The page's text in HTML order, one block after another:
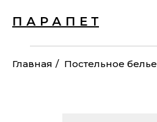
П А Р А П Е Т
Главная / Постельное белье